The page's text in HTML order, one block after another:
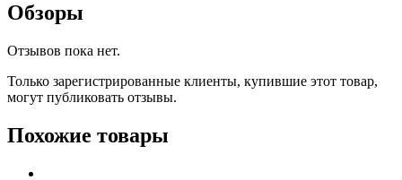
Обзоры
Отзывов пока нет.
Только зарегистрированные клиенты, купившие этот товар,
могут публиковать отзывы.
Похожие товары